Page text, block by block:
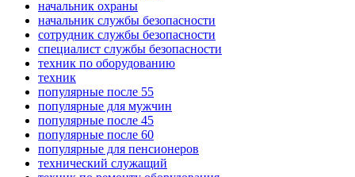
начальник охраны
начальник службы безопасности
сотрудник службы безопасности
специалист службы безопасности
техник по оборудованию
техник
популярные после 55
популярные для мужчин
популярные после 45
популярные после 60
популярные для пенсионеров
технический служащий